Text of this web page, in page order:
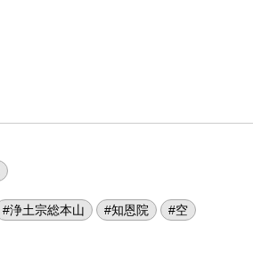
#浄土宗総本山 #知恩院
#空